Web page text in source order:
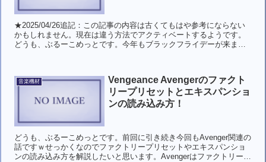
★2025/04/26追記：この記事の内容は古くてもはや参考にならない
かもしれません。現在は違う方法でアクティベートするようです。
どうも、ぶるーこめっとです。今年もブラックフライデーが来まし
音楽機材
Vengeance Avengerのファクト
リープリセットとエキスパンショ
ンの読み込み方！
どうも、ぶるーこめっとです。前回に引き続き今回もAvenger関連の
話ですｗせっかくなのでファクトリープリセットやエキスパンショ
ンの読み込み方を解説したいと思います。Avengerはファクトリープ